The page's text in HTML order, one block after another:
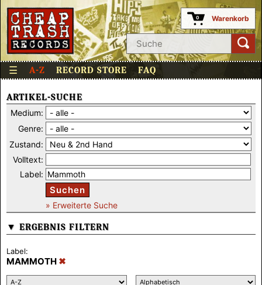
0 Warenkorb
☰ A-Z RECORD STORE FAQ
ARTIKEL-SUCHE
Medium:
Genre:
Zustand:
Volltext:
Label:
Suchen
» Erweiterte Suche
▼ ERGEBNIS FILTERN
Label:
MAMMOTH